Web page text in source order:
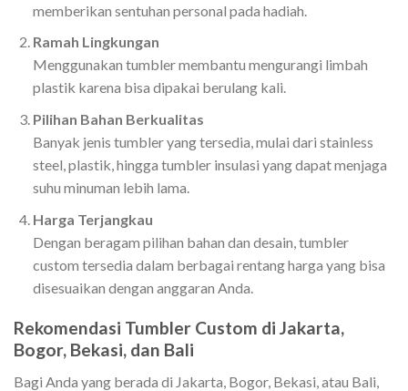
memberikan sentuhan personal pada hadiah.
Ramah Lingkungan
Menggunakan tumbler membantu mengurangi limbah
plastik karena bisa dipakai berulang kali.
Pilihan Bahan Berkualitas
Banyak jenis tumbler yang tersedia, mulai dari stainless
steel, plastik, hingga tumbler insulasi yang dapat menjaga
suhu minuman lebih lama.
Harga Terjangkau
Dengan beragam pilihan bahan dan desain, tumbler
custom tersedia dalam berbagai rentang harga yang bisa
disesuaikan dengan anggaran Anda.
Rekomendasi Tumbler Custom di Jakarta,
Bogor, Bekasi, dan Bali
Bagi Anda yang berada di Jakarta, Bogor, Bekasi, atau Bali,